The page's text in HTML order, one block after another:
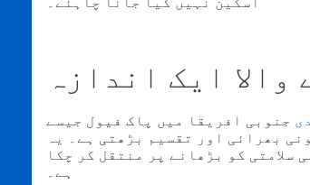
ایک اندازہ
جنوبی افریقا میں پاک فیول جیسے LPG پر پکانے پر اعتماد ہے۔
بھرائی اور تقسیم بڑھتی ہے۔ یہ
کو بڑھانے پر منتقل کر چکا
ہے۔